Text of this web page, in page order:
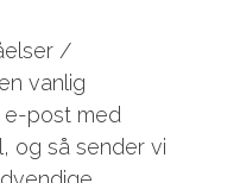
/
vanlig
e-post med
og så sender vi